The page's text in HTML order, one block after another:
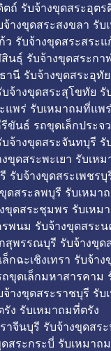
ถ์ รับจ้างขุดสระอุต
างขุดสระสงขลา รับ
รับจ้างขุดสระสระ
นธุ์ รับจ้างขุดสระก
นี รับจ้างขุดสระอุ
จ้างขุดสระสุโขทัย
แพร่ รับเหมาถมที่แพร่
นธ์ รถขุดเล็กปร
จ้างขุดสระจันทบุรี
ขุดสระพะเยา รับเห
รับจ้างขุดสระเพชร
ดสระลพบุรี รับเหมา
ขุดสระชุมพร รับเหม
พนม รับจ้างขุดสระ
พรรณบุรี รับจ้างขุ
ฉะเชิงเทรา รับจ้า
ดเล็กมหาสารคา
างขุดสระราชบุรี รับ
ง รับเหมาถมที่ตรัง
จีนบุรี รับจ้างขุดสร
สระกระบี่ รับเหมาถ